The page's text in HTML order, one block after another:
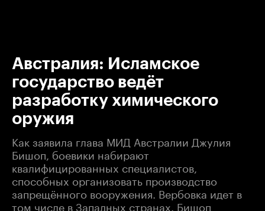
Австралия: Исламское
государство ведёт
разработку химического
оружия
Как заявила глава МИД Австралии Джулия
Бишоп, боевики набирают
квалифицированных специалистов,
способных организовать производство
запрещённого вооружения. Вербовка идет в
том числе в Западных странах. Бишоп